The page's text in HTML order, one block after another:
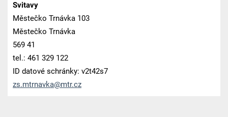
Svitavy
Městečko Trnávka 103
Městečko Trnávka
569 41
tel.: 461 329 122
ID datové schránky: v2t42s7
zs.mtrnavka@mtr.cz